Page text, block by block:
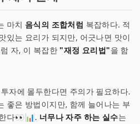
마치 음식의 조합처럼 복잡하다. 적
있는 요리가 되지만, 어긋나면 맛이
자, 이 복잡한 "재정 요리법"을 함
자에 몰두한다면 주의가 필요하다.
좋은 방법이지만, 함께 늘어나는 부
다👀📊. 너무나 자주 하는 실수는